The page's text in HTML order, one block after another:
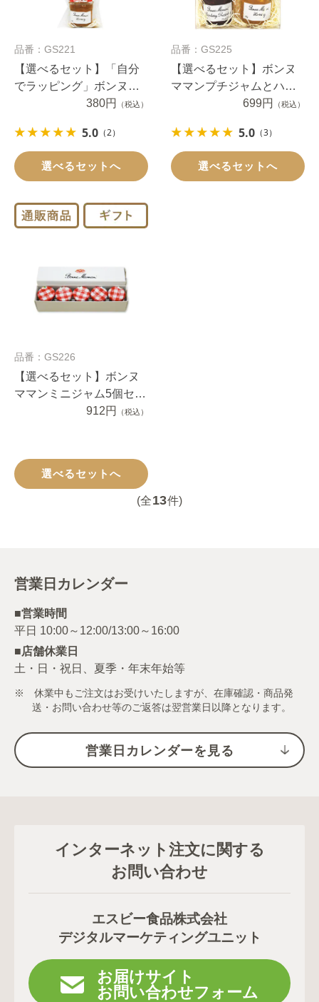
品番：GS221
【選べるセット】「自分
でラッピング」ボンヌマ
マンプチジャムとハチミ
380円 （税込）
5.0 （2）
選べるセットへ
品番：GS225
【選べるセット】ボンヌ
ママンプチジャムとハチ
ミツギフト4個699円 （税込）
5.0 （3）
選べるセットへ
品番：GS226
【選べるセット】ボンヌ
ママンミニジャム5個セッ
912円 （税込）
選べるセットへ
(全13件)
営業日カレンダー
■営業時間
■店舗休業日
土・日・祝日、夏季・年末年始等
※ 休業中もご注文はお受けいたしますが、在庫確認・商品発
送・お問い合わせ等のご返答は翌営業日以降となります。
営業日カレンダーを見る
インターネット注文に関する
お問い合わせ
エスビー食品株式会社
デジタルマーケティングユニット
お届けサイト
お問い合わせフォーム